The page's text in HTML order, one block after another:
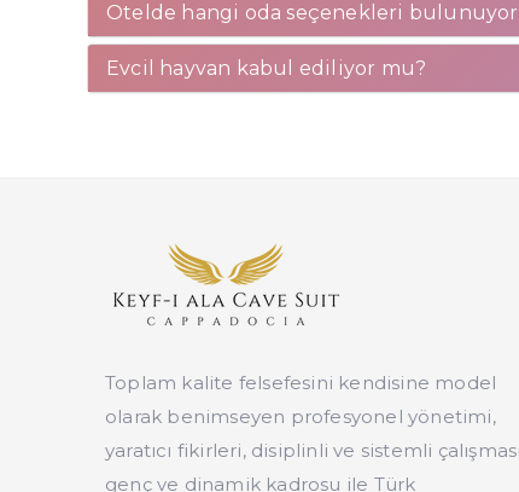
Otelde hangi oda seçenekleri
Evcil hayvan kabul ediliyor mu?
Toplam kalite felsefesini kendisine model
olarak benimseyen profesyonel yönetimi,
yaratıcı fikirleri, disiplinli ve sistemli
genç ve dinamik kadrosu ile Türk